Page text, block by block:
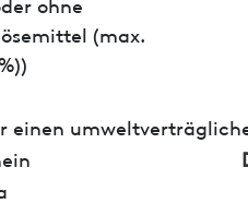
(max.
einen